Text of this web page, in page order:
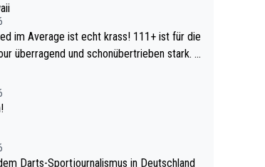
ist echt krass! 111+ ist für die
überragend und schonübertrieben stark. U
- ist ja n
Darts-Sportjournalismus in Deutschland